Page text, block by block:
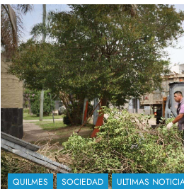
QUILMES SOCIEDAD ULTIMAS